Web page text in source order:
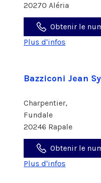
20270 Aléria
Obtenir le
Plus d'infos
Bazziconi Jean
Charpentier,
Fundale
20246 Rapale
Obtenir le
Plus d'infos